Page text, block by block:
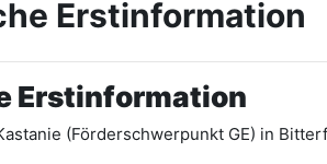
Erstinformation
Erstinformation
(Förderschwerpunkt GE) in